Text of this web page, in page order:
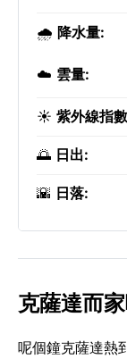
🌧️ 降水量:
☁️ 雲量:
☀️ 紫外線指
🌅 日出:
🌇 日落:
克薩達而
呢個鐘克薩達熱